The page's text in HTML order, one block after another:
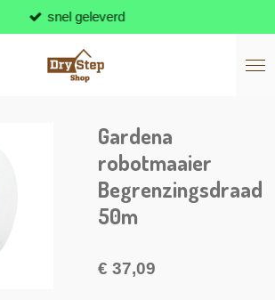
snel geleverd
Gardena
robotmaaier
Begrenzingsdraad
50m
€ 37,09